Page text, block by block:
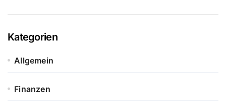
Kategorien
Allgemein
Finanzen